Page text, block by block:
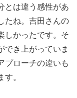
とは違う感性があ
たね。吉田さんの
しかったです。そ
でき上がっていま
プローチの違いも
。